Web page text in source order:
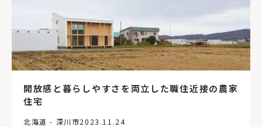
開放感と暮らしやすさを両立した職住近接の農家
住宅
北海道 - 深川市2023.11.24